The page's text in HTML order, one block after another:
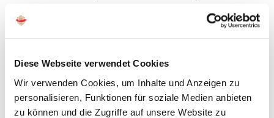
Diese Webseite verwendet Cookies
Wir verwenden Cookies, um Inhalte und Anzeigen zu
personalisieren, Funktionen für soziale Medien anbieten
zu können und die Zugriffe auf unsere Website zu
Produktbeschreibung
Korb mit Eisenrahmen, quadratisch 32 cm
(pro 10 Stück)